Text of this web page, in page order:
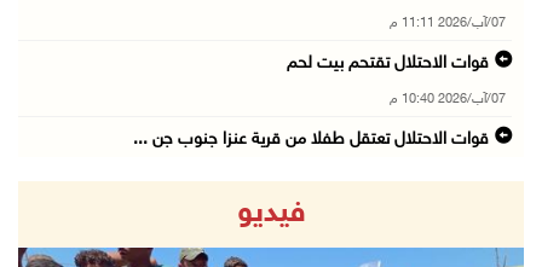
07/آب/2026 11:11 م
قوات الاحتلال تقتحم بيت لحم
07/آب/2026 10:40 م
قوات الاحتلال تعتقل طفلا من قرية عنزا جنوب جن ...
قوات الاحتلال تغلق مداخل يعبد جنوب غرب جنين
07/آب/2026 10:15 م
فيديو